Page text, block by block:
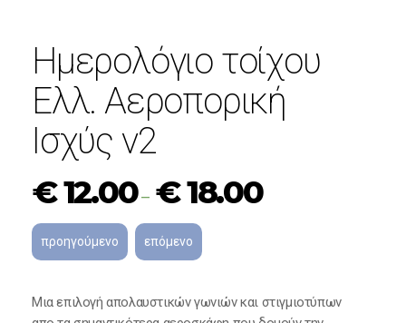
Ημερολόγιο τοίχου
Ελλ. Αεροπορική
Ισχύς v2
€12.00– €18.00
Μια επιλογή απολαυστικών γωνιών και στιγμιοτύπων